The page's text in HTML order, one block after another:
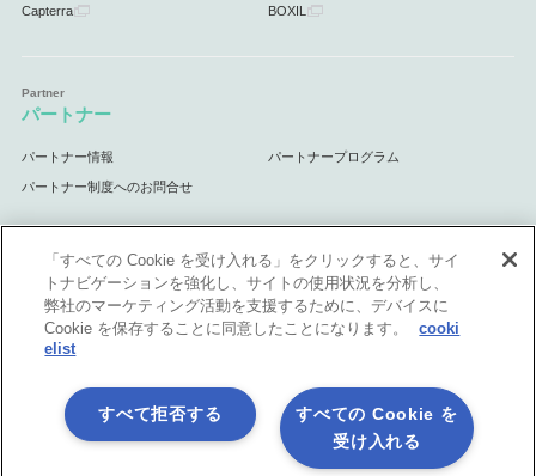
Capterra BOXIL
パートナー
パートナー情報 パートナープログラム
パートナー制度へのお問合せ
サポート
サポート情報
各社商標について 会社情報
「すべての Cookie を受け入れる」をクリックすると、サイ
トナビゲーションを強化し、サイトの使用状況を分析し、
弊社のマーケティング活動を支援するために、デバイスに
Cookie を保存することに同意したことになります。
cooki
elist
すべての Cookie を
受け入れる
すべて拒否する